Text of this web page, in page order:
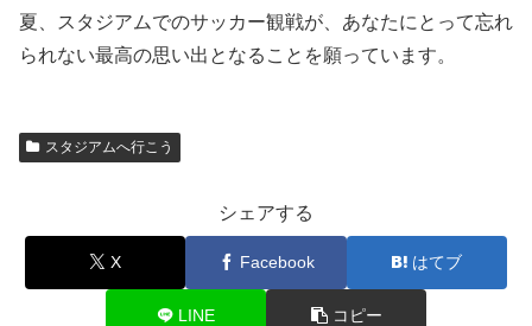
夏、スタジアムでのサッカー観戦が、あなたにとって忘れ
られない最高の思い出となることを願っています。
スタジアムへ行こう
シェアする
X Facebook はてブ
LINE コピー